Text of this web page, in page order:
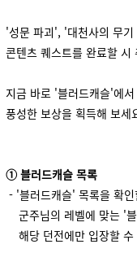
'성문 파괴', '대천사의 무
콘텐츠 퀘스트를 완료할
지금 바로 '블러드캐슬'에
풍성한 보상을 획득해 보세
① 블러드캐슬 목록
- '블러드캐슬' 목록을 확
군주님의 레벨에 맞는 '
해당 던전에만 입장할 수